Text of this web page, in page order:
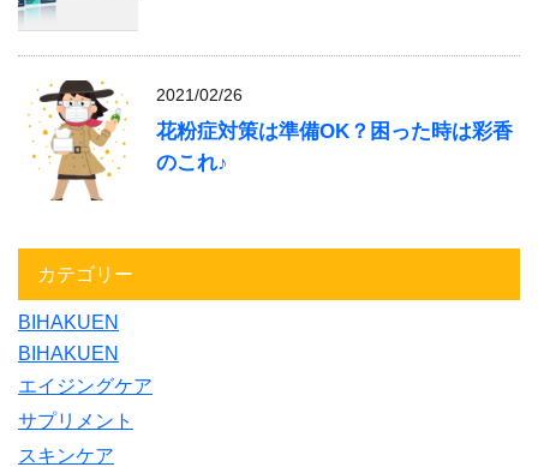
2021/02/26
花粉症対策は準備OK？困った時は彩香
のこれ♪
カテゴリー
BIHAKUEN
BIHAKUEN
エイジングケア
サプリメント
スキンケア